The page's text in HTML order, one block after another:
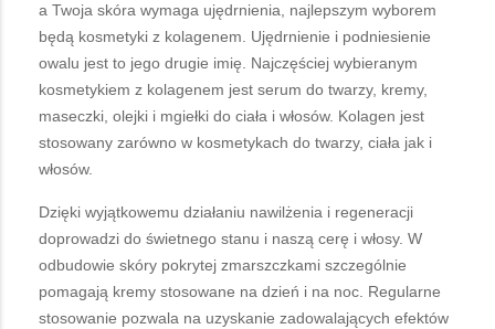
a Twoja skóra wymaga ujędrnienia, najlepszym wyborem
będą kosmetyki z kolagenem. Ujędrnienie i podniesienie
owalu jest to jego drugie imię. Najczęściej wybieranym
kosmetykiem z kolagenem jest serum do twarzy, kremy,
maseczki, olejki i mgiełki do ciała i włosów. Kolagen jest
stosowany zarówno w kosmetykach do twarzy, ciała jak i
włosów.
Dzięki wyjątkowemu działaniu nawilżenia i regeneracji
doprowadzi do świetnego stanu i naszą cerę i włosy. W
odbudowie skóry pokrytej zmarszczkami szczególnie
pomagają kremy stosowane na dzień i na noc. Regularne
stosowanie pozwala na uzyskanie zadowalających efektów